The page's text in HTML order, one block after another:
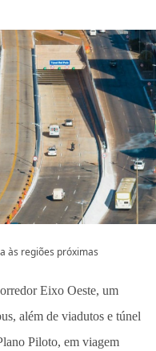
às regiões próximas
Eixo Oeste, um
além de viadutos e túnel
Piloto, em viagem